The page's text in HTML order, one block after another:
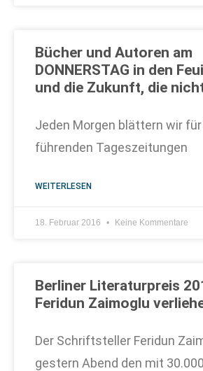
Bücher und Autoren am
DONNERSTAG in den
und die Zukunft, die
Jeden Morgen blättern wir
führenden Tageszeitungen
WEITERLESEN
18. Februar 2016 Keine Kommentare
Berliner Literaturpreis
Feridun Zaimoglu
Der Schriftsteller Feridun
gestern Abend den mit 30.000